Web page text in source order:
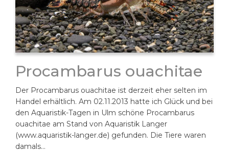
Procambarus ouachitae
Der Procambarus ouachitae ist derzeit eher selten im
Handel erhältlich. Am 02.11.2013 hatte ich Glück und bei
den Aquaristik-Tagen in Ulm schöne Procambarus
ouachitae am Stand von Aquaristik Langer
(www.aquaristik-langer.de) gefunden. Die Tiere waren
damals…